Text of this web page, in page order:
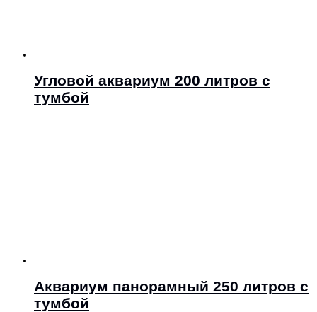
Угловой аквариум 200 литров с
тумбой
Аквариум панорамный 250 литров с
тумбой